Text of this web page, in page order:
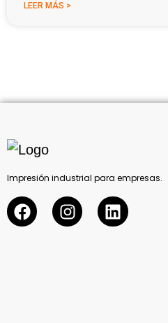
LEER MÁS >
Impresión industrial para empresas.